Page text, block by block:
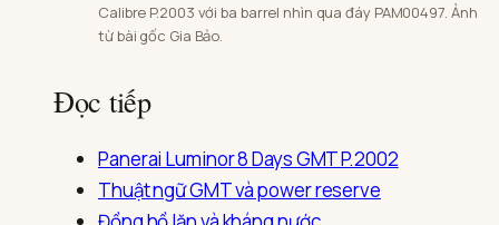
Calibre P.2003 với ba barrel nhìn qua đáy PAM00497. Ảnh
từ bài gốc Gia Bảo.
Đọc tiếp
Panerai Luminor 8 Days GMT P.2002
Thuật ngữ GMT và power reserve